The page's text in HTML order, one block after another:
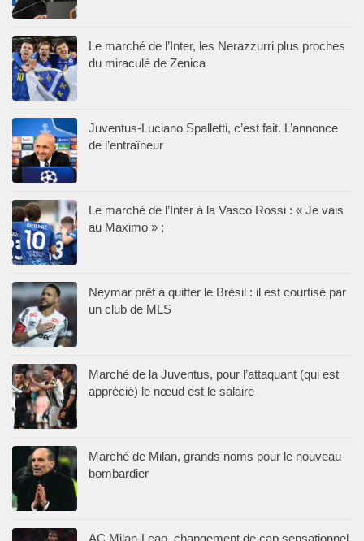
Le marché de l’Inter, les Nerazzurri plus proches
du miraculé de Zenica
Juventus-Luciano Spalletti, c’est fait. L’annonce
de l’entraîneur
Le marché de l’Inter à la Vasco Rossi : « Je vais
au Maximo » ;
Neymar prêt à quitter le Brésil : il est courtisé par
un club de MLS
Marché de la Juventus, pour l’attaquant (qui est
apprécié) le nœud est le salaire
Marché de Milan, grands noms pour le nouveau
bombardier